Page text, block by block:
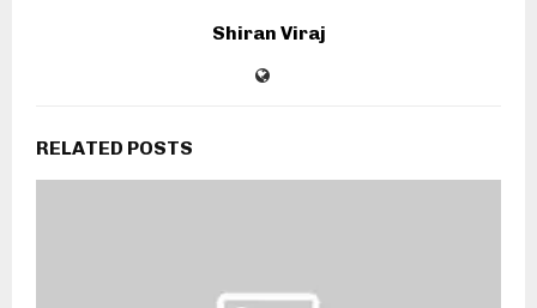
Shiran Viraj
RELATED POSTS